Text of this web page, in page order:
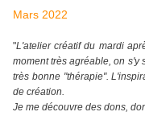
Mars 2022
"L'atelier créatif du mardi
moment très agréable, on s'y
très bonne "thérapie".
de création.
Je me découvre des dons,